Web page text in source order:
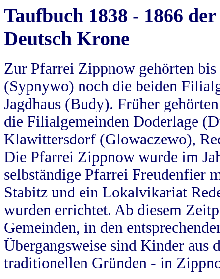
Taufbuch 1838 - 1866
Deutsch Krone
Zur Pfarrei Zippnow gehörten
(Sypnywo) noch die beiden
Jagdhaus (Budy). Früher
die Filialgemeinden Doderlage
Klawittersdorf (Glowaczewo),
Die Pfarrei Zippnow wurde im
selbständige Pfarrei Freudenfier
Stabitz und ein Lokalvikariat
wurden errichtet. Ab diesem
Gemeinden, in den
Übergangsweise sind Kinder aus
traditionellen Gründen - in